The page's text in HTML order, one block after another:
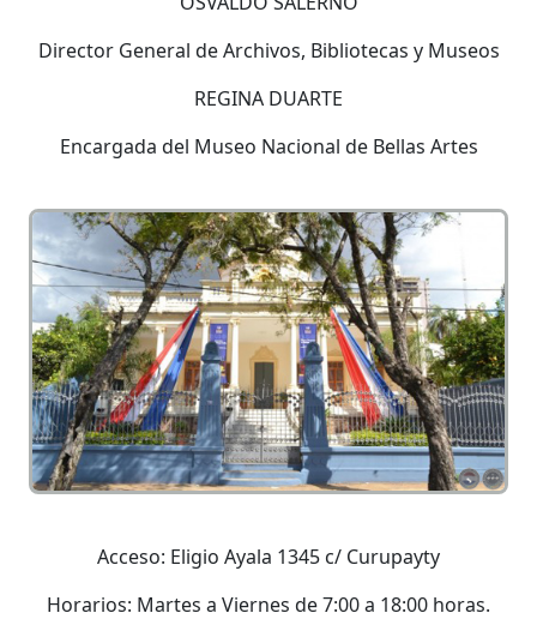
Director General de Archivos, Bibliotecas y Museos
REGINA DUARTE
Encargada del Museo Nacional de Bellas Artes
Acceso: Eligio Ayala 1345 c/ Curupayty
Horarios: Martes a Viernes de 7:00 a 18:00 horas.